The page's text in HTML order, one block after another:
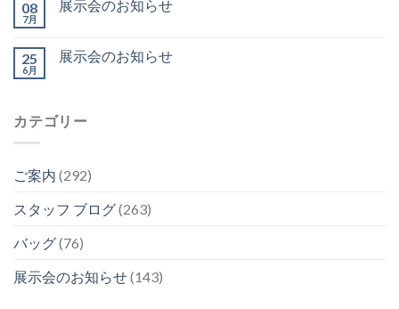
08
7月
展示会のお知らせ
25
6月
展示会のお知らせ
カテゴリー
ご案内 (292)
スタッフ ブログ(263)
バッグ(76)
展示会のお知らせ(143)